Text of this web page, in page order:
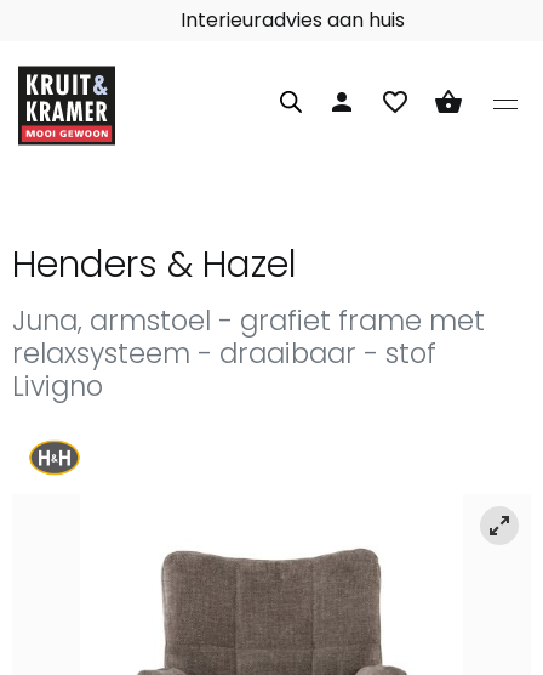
Interieuradvies aan huis
person favorite_border shopping_basket
Henders & Hazel
Juna, armstoel - grafiet frame met
relaxsysteem - draaibaar - stof
Livigno